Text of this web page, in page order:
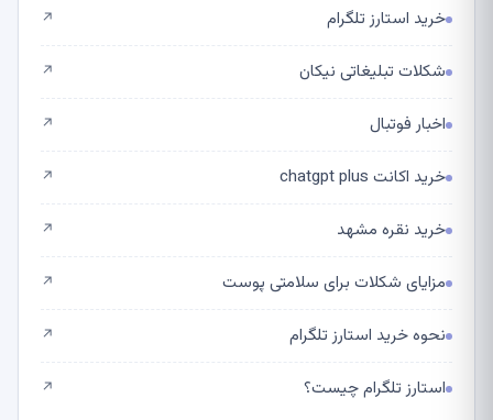
خرید استارز تلگرام ↗
شکلات تبلیغاتی نیکان ↗
اخبار فوتبال ↗
خرید اکانت chatgpt plus ↗
خرید نقره مشهد ↗
مزایای شکلات برای سلامتی پوست ↗
نحوه خرید استارز تلگرام ↗
استارز تلگرام چیست؟ ↗